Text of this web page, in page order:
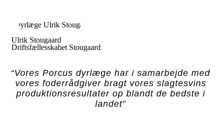
Ulrik Stougaard
Driftsfællesskabet Stougaard
“Vores Porcus dyrlæge har i samarbejde med
vores foderrådgiver bragt vores slagtesvins
produktionsresultater op blandt de bedste i
landet”